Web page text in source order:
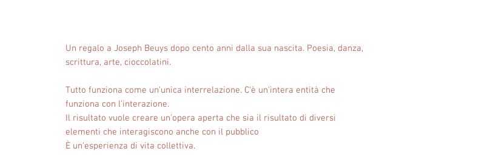
Un regalo a Joseph Beuys dopo cento anni dalla sua nascita. Poesia, danza,
scrittura, arte, cioccolatini.
Tutto funziona come un'unica interrelazione. C'è un'intera entità che
funziona con l'interazione.
Il risultato vuole creare un'opera aperta che sia il risultato di diversi
elementi che interagiscono anche con il pubblico
È un'esperienza di vita collettiva.